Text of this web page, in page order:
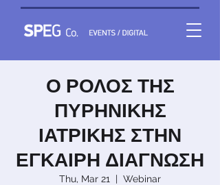
Ο ΡΟΛΟΣ ΤΗΣ
ΠΥΡΗΝΙΚΗΣ
ΙΑΤΡΙΚΗΣ ΣΤΗΝ
ΕΓΚΑΙΡΗ ΔΙΑΓΝΩΣΗ
Thu, Mar 21
  |
Webinar